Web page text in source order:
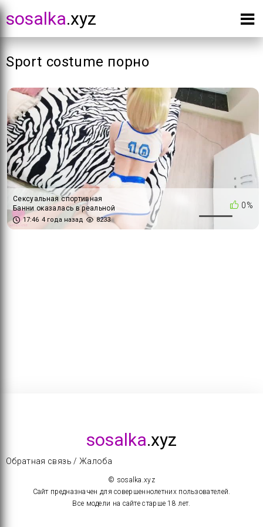
sosalka.xyz
Sport costume порно
0%
Сексуальная спортивная
Банни оказалась в реальной
жизни и устроила интенсивную
тренировку для фаната
17:46 4 года назад 8233
sosalka.xyz
Обратная связь / Жалоба
© sosalka.xyz
Сайт предназначен для совершеннолетних пользователей.
Все модели на сайте старше 18 лет.